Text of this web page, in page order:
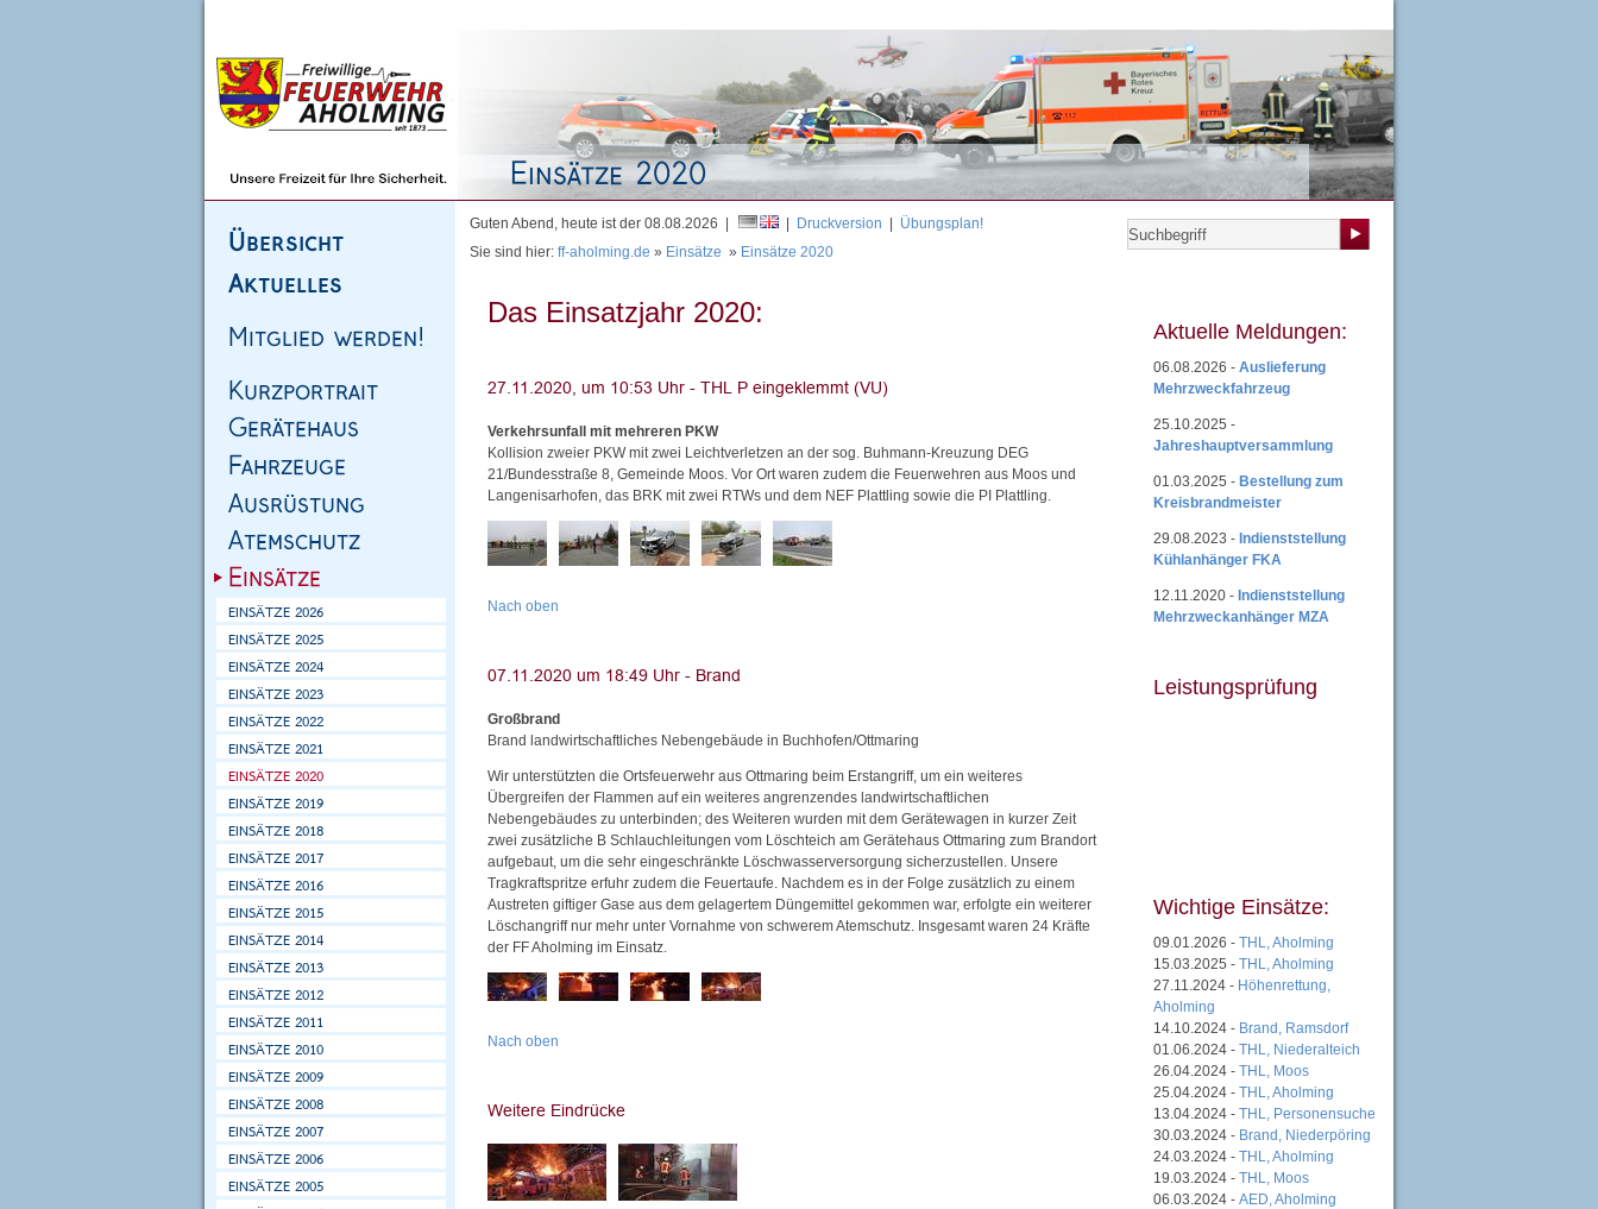
Guten Abend, heute ist der 08.08.2026 | Druckversion
Übungsplan!
Sie sind hier: ff-aholming.de » Einsätze » Einsätze 2020
Das Einsatzjahr 2020:
Verkehrsunfall mit mehreren PKW
Kollision zweier PKW mit zwei Leichtverletzen an der sog. Buhmann-Kreuzung DEG
21/Bundesstraße 8, Gemeinde Moos. Vor Ort waren zudem die Feuerwehren aus Moos und
Langenisarhofen, das BRK mit zwei RTWs und dem NEF Plattling sowie die PI Plattling.
Nach oben
Großbrand
Brand landwirtschaftliches Nebengebäude in Buchhofen/Ottmaring
Wir unterstützten die Ortsfeuerwehr aus Ottmaring beim Erstangriff, um ein weiteres
Übergreifen der Flammen auf ein weiteres angrenzendes landwirtschaftlichen
Nebengebäudes zu unterbinden; des Weiteren wurden mit dem Gerätewagen in kurzer Zeit
zwei zusätzliche B Schlauchleitungen vom Löschteich am Gerätehaus Ottmaring zum Brandort
aufgebaut, um die sehr eingeschränkte Löschwasserversorgung sicherzustellen. Unsere
Tragkraftspritze erfuhr zudem die Feuertaufe. Nachdem es in der Folge zusätzlich zu einem
Austreten giftiger Gase aus dem gelagertem Düngemittel gekommen war, erfolgte ein weiterer
Löschangriff nur mehr unter Vornahme von schwerem Atemschutz. Insgesamt waren 24 Kräfte
der FF Aholming im Einsatz.
Nach oben
Aktuelle Meldungen:
06.08.2026 - Auslieferung
Mehrzweckfahrzeug
25.10.2025 -
Jahreshauptversammlung
01.03.2025 - Bestellung zum
Kreisbrandmeister
29.08.2023 - Indienststellung
Kühlanhänger FKA
12.11.2020 - Indienststellung
Mehrzweckanhänger MZA
Leistungsprüfung
Wichtige Einsätze:
09.01.2026 - THL, Aholming
15.03.2025 - THL, Aholming
27.11.2024 - Höhenrettung,
Aholming
14.10.2024 - Brand, Ramsdorf
01.06.2024 - THL, Niederalteich
26.04.2024 - THL, Moos
25.04.2024 - THL, Aholming
13.04.2024 - THL, Personensuche
30.03.2024 - Brand, Niederpöring
24.03.2024 - THL, Aholming
19.03.2024 - THL, Moos
06.03.2024 - AED, Aholming